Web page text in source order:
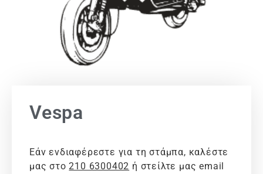
Vespa
Εάν ενδιαφέρεστε για τη στάμπα, καλέστε
μας στο210 6300402 ή στείλτε μας email